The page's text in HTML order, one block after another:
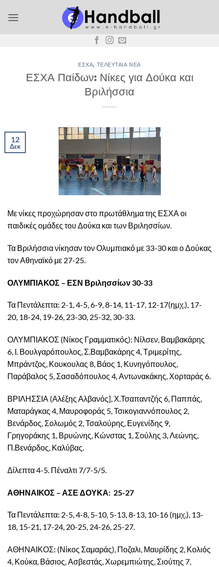
στο
ΕΣΧΑ, ΤΕΛΕΥΤΑΊΑ ΝΈΑ
ΕΣΧΑ Παίδων: Νίκες για Δούκα και
Βριλήσσια
12
Δεκ
Με νίκες προχώρησαν στο πρωτάθλημα της ΕΣΧΑ οι
παιδικές ομάδες του Δούκα και των Βριλησσίων.
Τα Βριλήσσια νίκησαν τον Ολυμπιακό με 33-30 και ο Δούκας
τον Αθηναϊκό με 27-25.
ΟΛΥΜΠΙΑΚΟΣ – ΕΣΝ Βριλησσίων 30-33
Τα Πεντάλεπτα: 2-1, 4-5, 6-9, 8-14, 11-17, 12-17(ημχ.), 17-
20, 18-24, 19-26, 23-30, 25-32, 30-33.
ΟΛΥΜΠΙΑΚΟΣ (Νίκος Γραμματικός): Νίλσεν, Βαμβακάρης
6, Ι. Βουλγαρόπουλος, Σ.Βαμβακάρης 4, Τριμερίτης,
Μπράντζος, Κουκουλας 8, Βάος 1, Κυνηγόπουλος,
Παράβαλος 5, Σασαδόπουλος 4, Αντωνακάκης, Χορταράς 6.
ΒΡΙΛΗΣΣΙΑ (Αλέξης Αλβανός], Χ.Τσαπαντζής 6, Παππάς,
Ματαράγκας 4, Μαυροφοράς 5, Τσικογιαννόπουλος 2,
Βενάρδος, Σολωμός 2, Τσαλούρης, Ευγενίδης 9,
Γρηγοράκης 1, Βρυώνης, Κώνστας 1, Σούλης 3, Λεώνης,
Π.Βενάρδος, Καλύβας.
Δίλεπτα 4-5. Πέναλτι 7/7-5/5.
ΑΘΗΝΑΙΚΟΣ – ΑΣΕ ΔΟΥΚΑ: 25-27
Τα Πεντάλεπτα: 2-5, 4-8, 5-10, 5-13, 8-13, 10-16 (ημχ.), 13-
18, 15-21, 17-24, 20-25, 24-26, 25-27.
ΑΘΗΝΑΙΚΟΣ: (Νίκος Σαμαράς), Ποζαλι, Μαυρίδης 2, Κολιός
4, Κούκα, Βάσιος, Ασβεστάς, Χωρεμπιώτης, Σιούτης 7,